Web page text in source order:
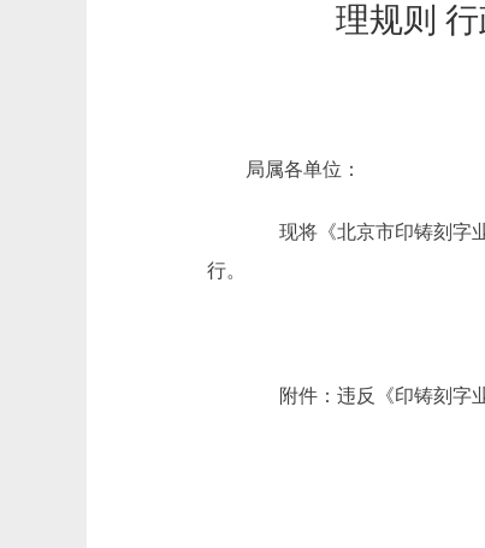
理规则
局属各单位：
现将《北京市印铸刻字业
行。
附件：违反《印铸刻字
北京
2025